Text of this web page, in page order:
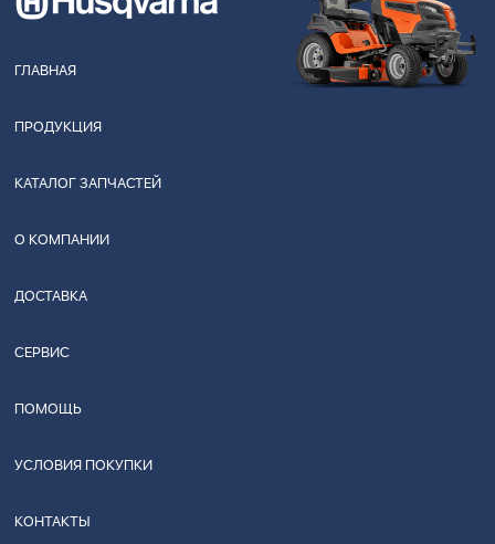
ГЛАВНАЯ
ПРОДУКЦИЯ
КАТАЛОГ ЗАПЧАСТЕЙ
О КОМПАНИИ
ДОСТАВКА
СЕРВИС
ПОМОЩЬ
УСЛОВИЯ ПОКУПКИ
КОНТАКТЫ